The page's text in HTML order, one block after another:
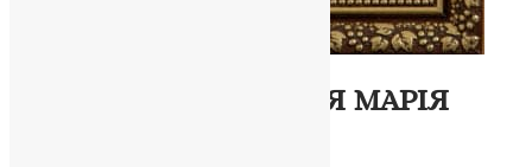
СВЯТА МИРОНОСИЦЯ МАРІЯ